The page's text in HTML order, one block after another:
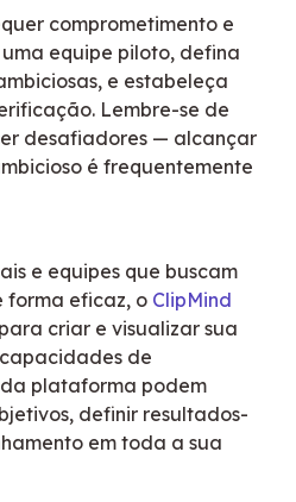
comprometimento e
equipe piloto, defina
e estabeleça
Lembre-se de
desafiadores — alcançar
é frequentemente
e equipes que buscam
forma eficaz, o ClipMind
criar e visualizar sua
de
plataforma podem
definir resultados-
em toda a sua